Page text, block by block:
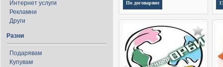
Интернет услуги
Рекламни
Други
Разни
Подарявам
Купувам
По договаряне